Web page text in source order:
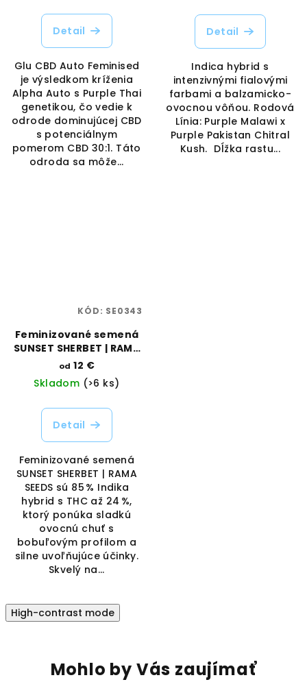
Detail
Glu CBD Auto Feminised
je výsledkom kríženia
Alpha Auto s Purple Thai
genetikou, čo vedie k
odrode dominujúcej CBD
s potenciálnym
pomerom CBD 30:1. Táto
odroda sa môže...
Detail
Indica hybrid s
intenzivnými fialovými
farbami a balzamicko-
ovocnou vôňou. Rodová
Línia: Purple Malawi x
Purple Pakistan Chitral
Kush. Dĺžka rastu...
Feminizované semená
SUNSET SHERBET | RAMA
SEEDS
od 12 €
Skladom (>6 ks)
Detail
Feminizované semená
SUNSET SHERBET | RAMA
SEEDS sú 85 % Indika
hybrid s THC až 24 %,
ktorý ponúka sladkú
ovocnú chuť s
bobuľovým profilom a
silne uvoľňujúce účinky.
Skvelý na...
KÓD: SE0343
High-contrast mode
Mohlo by Vás zaujímať